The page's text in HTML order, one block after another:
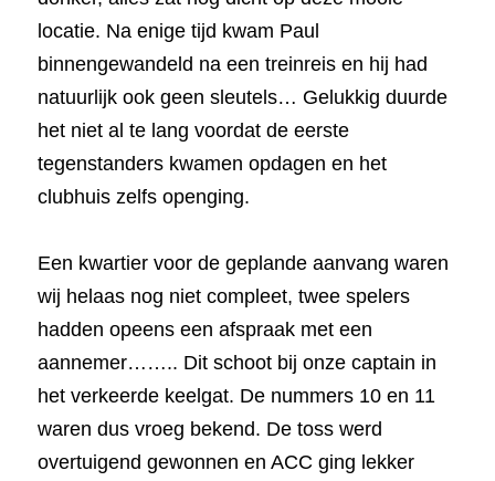
locatie. Na enige tijd kwam Paul
binnengewandeld na een treinreis en hij had
natuurlijk ook geen sleutels… Gelukkig duurde
het niet al te lang voordat de eerste
tegenstanders kwamen opdagen en het
clubhuis zelfs openging.
Een kwartier voor de geplande aanvang waren
wij helaas nog niet compleet, twee spelers
hadden opeens een afspraak met een
aannemer…….. Dit schoot bij onze captain in
het verkeerde keelgat. De nummers 10 en 11
waren dus vroeg bekend. De toss werd
overtuigend gewonnen en ACC ging lekker